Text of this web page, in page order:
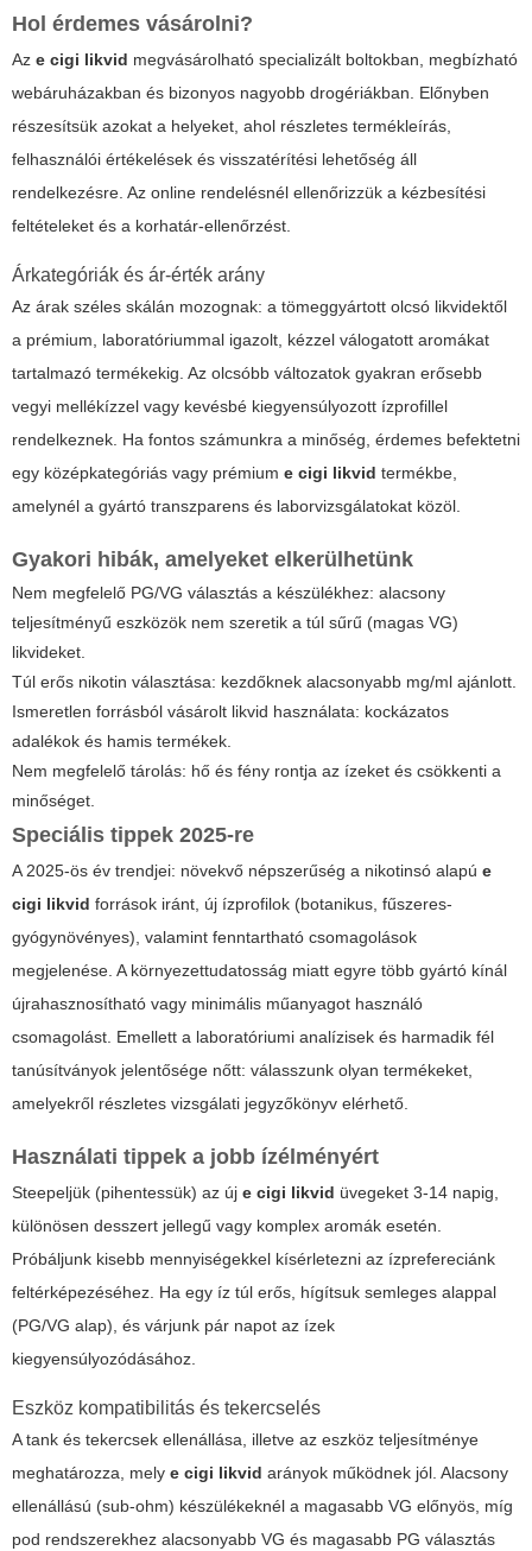
Hol érdemes vásárolni?
Az e cigi likvid megvásárolható specializált boltokban, megbízható
webáruházakban és bizonyos nagyobb drogériákban. Előnyben
részesítsük azokat a helyeket, ahol részletes termékleírás,
felhasználói értékelések és visszatérítési lehetőség áll
rendelkezésre. Az online rendelésnél ellenőrizzük a kézbesítési
feltételeket és a korhatár-ellenőrzést.
Árkategóriák és ár-érték arány
Az árak széles skálán mozognak: a tömeggyártott olcsó likvidektől
a prémium, laboratóriummal igazolt, kézzel válogatott aromákat
tartalmazó termékekig. Az olcsóbb változatok gyakran erősebb
vegyi mellékízzel vagy kevésbé kiegyensúlyozott ízprofillel
rendelkeznek. Ha fontos számunkra a minőség, érdemes befektetni
egy középkategóriás vagy prémium e cigi likvid termékbe,
amelynél a gyártó transzparens és laborvizsgálatokat közöl.
Gyakori hibák, amelyeket elkerülhetünk
Nem megfelelő PG/VG választás a készülékhez: alacsony
teljesítményű eszközök nem szeretik a túl sűrű (magas VG)
likvideket.
Túl erős nikotin választása: kezdőknek alacsonyabb mg/ml ajánlott.
Ismeretlen forrásból vásárolt likvid használata: kockázatos
adalékok és hamis termékek.
Nem megfelelő tárolás: hő és fény rontja az ízeket és csökkenti a
minőséget.
Speciális tippek 2025-re
A 2025-ös év trendjei: növekvő népszerűség a nikotinsó alapú e
cigi likvid források iránt, új ízprofilok (botanikus, fűszeres-
gyógynövényes), valamint fenntartható csomagolások
megjelenése. A környezettudatosság miatt egyre több gyártó kínál
újrahasznosítható vagy minimális műanyagot használó
csomagolást. Emellett a laboratóriumi analízisek és harmadik fél
tanúsítványok jelentősége nőtt: válasszunk olyan termékeket,
amelyekről részletes vizsgálati jegyzőkönyv elérhető.
Használati tippek a jobb ízélményért
Steepeljük (pihentessük) az új e cigi likvid üvegeket 3-14 napig,
különösen desszert jellegű vagy komplex aromák esetén.
Próbáljunk kisebb mennyiségekkel kísérletezni az ízprefereciánk
feltérképezéséhez. Ha egy íz túl erős, hígítsuk semleges alappal
(PG/VG alap), és várjunk pár napot az ízek
kiegyensúlyozódásához.
Eszköz kompatibilitás és tekercselés
A tank és tekercsek ellenállása, illetve az eszköz teljesítménye
meghatározza, mely e cigi likvid arányok működnek jól. Alacsony
ellenállású (sub-ohm) készülékeknél a magasabb VG előnyös, míg
pod rendszerekhez alacsonyabb VG és magasabb PG választás